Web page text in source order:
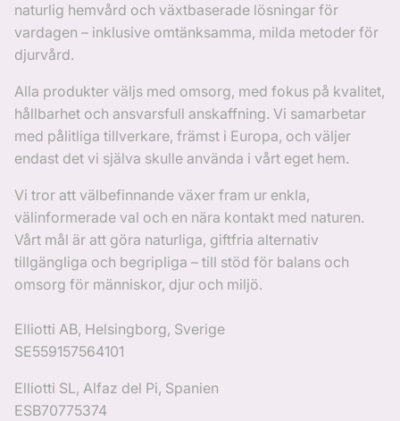
naturlig hemvård och växtbaserade lösningar för
vardagen – inklusive omtänksamma, milda metoder för
djurvård.
Alla produkter väljs med omsorg, med fokus på kvalitet,
hållbarhet och ansvarsfull anskaffning. Vi samarbetar
med pålitliga tillverkare, främst i Europa, och väljer
endast det vi själva skulle använda i vårt eget hem.
Vi tror att välbefinnande växer fram ur enkla,
välinformerade val och en nära kontakt med naturen.
Vårt mål är att göra naturliga, giftfria alternativ
tillgängliga och begripliga – till stöd för balans och
omsorg för människor, djur och miljö.
Elliotti AB, Helsingborg, Sverige
SE559157564101
Elliotti SL, Alfaz del Pi, Spanien
ESB70775374